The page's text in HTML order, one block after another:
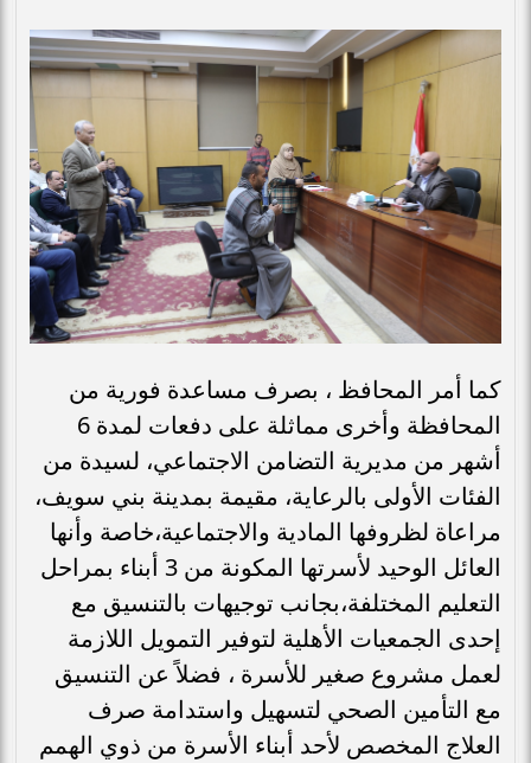
كما أمر المحافظ ، بصرف مساعدة فورية من
المحافظة وأخرى مماثلة على دفعات لمدة 6
أشهر من مديرية التضامن الاجتماعي، لسيدة من
الفئات الأولى بالرعاية، مقيمة بمدينة بني سويف،
مراعاة لظروفها المادية والاجتماعية،خاصة وأنها
العائل الوحيد لأسرتها المكونة من 3 أبناء بمراحل
التعليم المختلفة،بجانب توجيهات بالتنسيق مع
إحدى الجمعيات الأهلية لتوفير التمويل اللازمة
لعمل مشروع صغير للأسرة ، فضلاً عن التنسيق
مع التأمين الصحي لتسهيل واستدامة صرف
العلاج المخصص لأحد أبناء الأسرة من ذوي الهمم